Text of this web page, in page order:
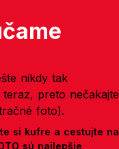
si kufre a cestujte na
sú najlepšie